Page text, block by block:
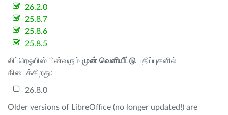
26.2.0
25.8.7
25.8.6
25.8.5
லிப்ரெஓபிஸ் பின்வரும் முன் வெளியீட்டு பதிப்புகளில்
கிடைக்கிறது:
26.8.0
Older versions of LibreOffice (no longer updated!) are